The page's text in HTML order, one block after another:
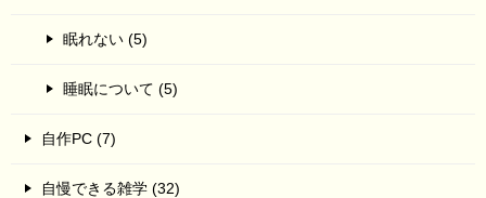
眠れない (5)
睡眠について (5)
自作PC (7)
自慢できる雑学 (32)